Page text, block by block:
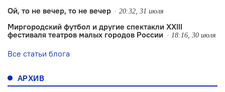
Ой, то не вечер, то не вечер 20:32, 31 июля
Миргородский футбол и другие спектакли XXIII
фестиваля театров малых городов России
18:16, 30 июля
Все статьи блога
АРХИВ